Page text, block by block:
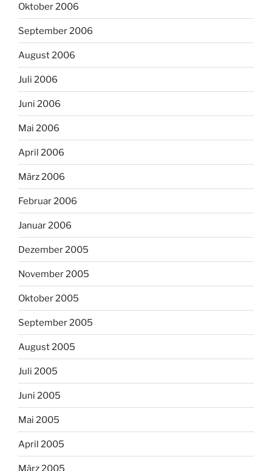
Oktober 2006
September 2006
August 2006
Juli 2006
Juni 2006
Mai 2006
April 2006
März 2006
Februar 2006
Januar 2006
Dezember 2005
November 2005
Oktober 2005
September 2005
August 2005
Juli 2005
Juni 2005
Mai 2005
April 2005
März 2005